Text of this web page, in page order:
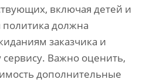
включая детей и
должна
заказчика и
Важно оценить,
дополнительные